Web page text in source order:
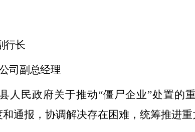
行长
司副总经理
人民政府关于推动“僵尸企业”处置的
通报， 协调解决存在困难，统筹推进重